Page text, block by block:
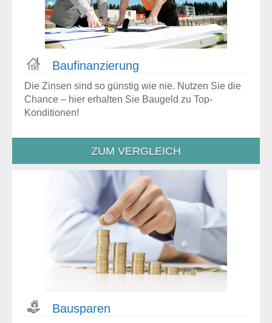
Bau­finanzierung
Die Zinsen sind so günstig wie nie. Nutzen Sie die
Chance – hier erhalten Sie Baugeld zu Top-
Konditionen!
ZUM VERGLEICH
Bausparen